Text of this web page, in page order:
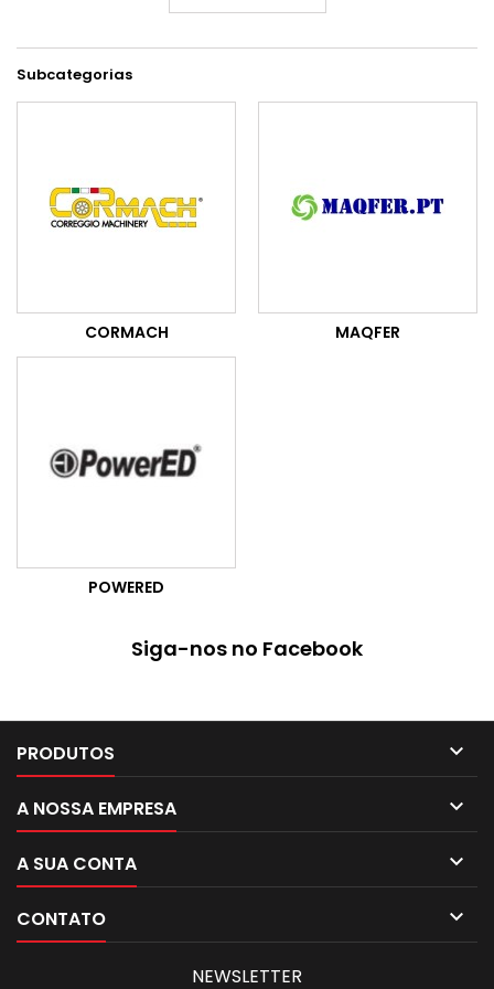
Subcategorias
CORMACH MAQFER
POWERED
Siga-nos no Facebook
PRODUTOS 
A NOSSA EMPRESA 
A SUA CONTA 
CONTATO 
NEWSLETTER